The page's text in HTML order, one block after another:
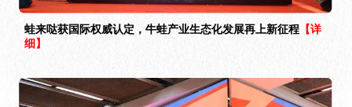
蛙来哒获国际权威认定，牛蛙产业生态化发展再上新征程 【详
细】